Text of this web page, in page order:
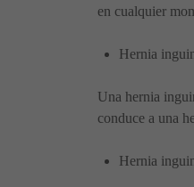
en cualquier
Hernia
Una hernia
conduce a una
Hernia